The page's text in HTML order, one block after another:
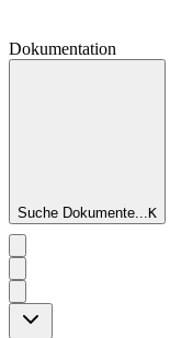
Dokumentation
Suche Dokumente...K